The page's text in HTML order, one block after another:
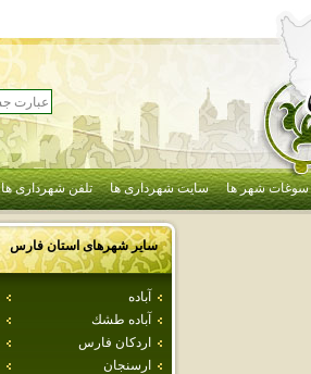
سوغات شهر ها سایت شهرداری ها تلفن شهرداری ها
سایر شهرهای استانفارس
آباده
آباده طشك
اردكان فارس
ارسنجان